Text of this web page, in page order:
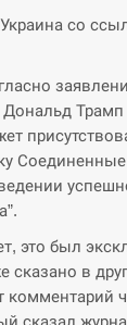
ракетний
ПВО
чотири баржі
води до…
со
Трамп
это был
сказано в
комментарий
сказал